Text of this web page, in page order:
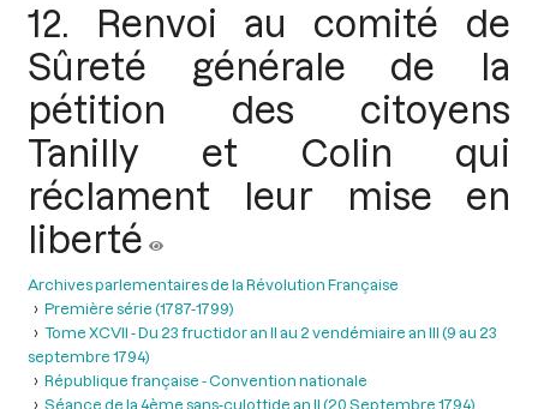
12. Renvoi au comité de
Sûreté générale de la
pétition des citoyens
Tanilly et Colin qui
réclament leur mise en
liberté
Archives parlementaires de la Révolution Française
Première série (1787-1799)
Tome XCVII - Du 23 fructidor an II au 2 vendémiaire an III (9 au 23
septembre 1794)
République française - Convention nationale
Séance de la 4ème sans-culottide an II (20 Septembre 1794)